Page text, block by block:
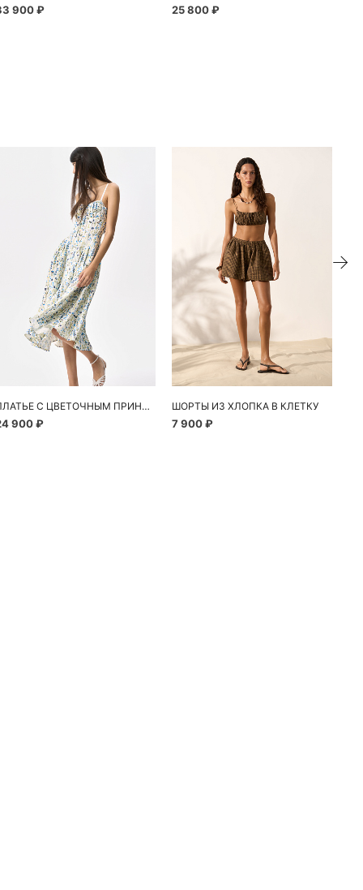
900 ₽ 25 800 ₽
ПЛАТЬЕ С ЦВЕТОЧНЫМ ПРИНТОМ
900 ₽
ШОРТЫ ИЗ ХЛОПКА В КЛЕТКУ
7 900 ₽